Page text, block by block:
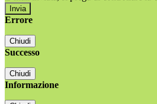
Errore
Chiudi
Successo
Chiudi
Informazione